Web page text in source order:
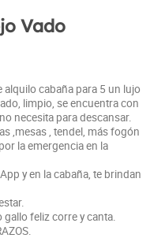
Vado
cabaña para 5 un lujo
limpio, se encuentra con
necesita para descansar.
,mesas , tendel, más fogón
la emergencia en la
y en la cabaña, te brindan
feliz corre y canta.